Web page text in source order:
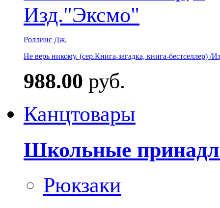
Роллинс Дж.
Не верь никому. (сер.Книга-загадка, книга-бестселлер) /
988.00 руб.
Канцтовары
Школьные
Рюкзаки